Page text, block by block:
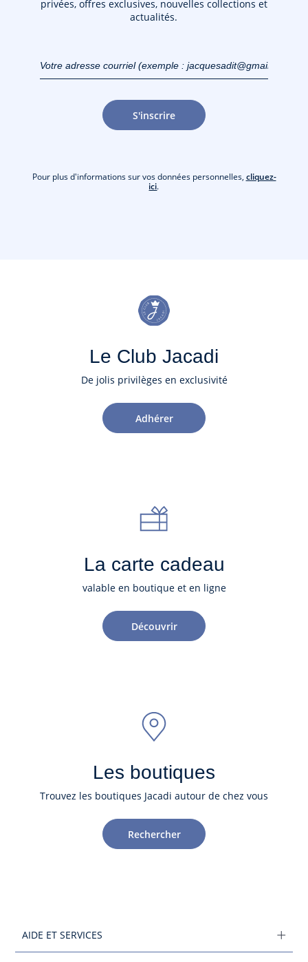
privées, offres exclusives, nouvelles collections et
actualités.
(exemple :
jacquesadit@gmail.com)
S'inscrire
Pour plus d'informations sur vos données personnelles, cliquez-
ici.
Le Club Jacadi
De jolis privilèges en exclusivité
Adhérer
La carte cadeau
valable en boutique et en ligne
Découvrir
Les boutiques
Trouvez les boutiques Jacadi autour de chez vous
Rechercher
AIDE ET SERVICES